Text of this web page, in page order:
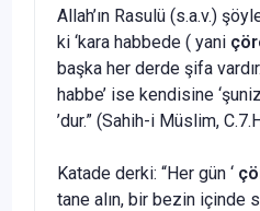
Allah’ın Rasulü (s.a.v.)
ki ‘kara habbede ( yani
başka her derde şifa
habbe’ ise kendisine
’dur.” (Sahih-i Müslim,
Katade derki: “Her gün ‘
tane alın, bir bezin içinde